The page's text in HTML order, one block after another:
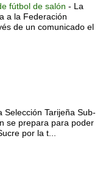
fútbol de salón - La
a la Federación
de un comunicado el
Selección Tarijeña Sub-
se prepara para poder
por la t...